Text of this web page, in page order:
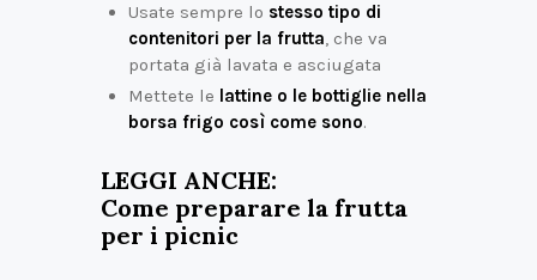
Usate sempre lo stesso tipo di
contenitori per la frutta, che va
portata già lavata e asciugata
Mettete le lattine o le bottiglie nella
borsa frigo così come sono.
LEGGI ANCHE:
Come preparare la frutta
per i picnic